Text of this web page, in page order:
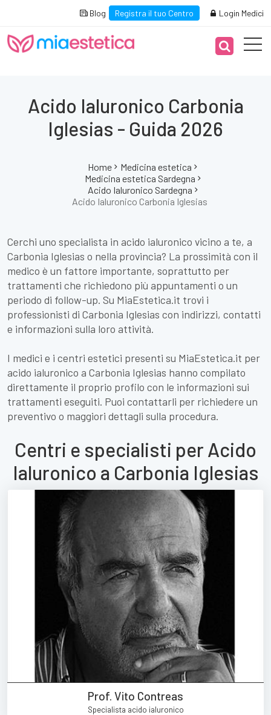
Blog Registra il tuo Centro Login Medici
Acido Ialuronico Carbonia
Iglesias - Guida 2026
Home
Medicina estetica
Medicina estetica Sardegna
Acido Ialuronico Sardegna
Acido Ialuronico Carbonia Iglesias
Cerchi uno specialista in acido ialuronico vicino a te, a
Carbonia Iglesias o nella provincia? La prossimità con il
medico è un fattore importante, soprattutto per
trattamenti che richiedono più appuntamenti o un
periodo di follow-up. Su MiaEstetica.it trovi i
professionisti di Carbonia Iglesias con indirizzi, contatti
e informazioni sulla loro attività.
I medici e i centri estetici presenti su MiaEstetica.it per
acido ialuronico a Carbonia Iglesias hanno compilato
direttamente il proprio profilo con le informazioni sui
trattamenti eseguiti. Puoi contattarli per richiedere un
preventivo o maggiori dettagli sulla procedura.
Centri e specialisti per Acido
Ialuronico a Carbonia Iglesias
Prof. Vito Contreas
Specialista acido ialuronico